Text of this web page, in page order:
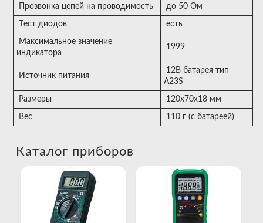
Прозвонка цепей на проводимость до 50 Ом
Tест диодов есть
Максимальное значение
индикатора
1999
Источник питания
12В батарея тип
A23S
Размеры 120х70х18 мм
Вес 110 г (с батареей)
Каталог приборов